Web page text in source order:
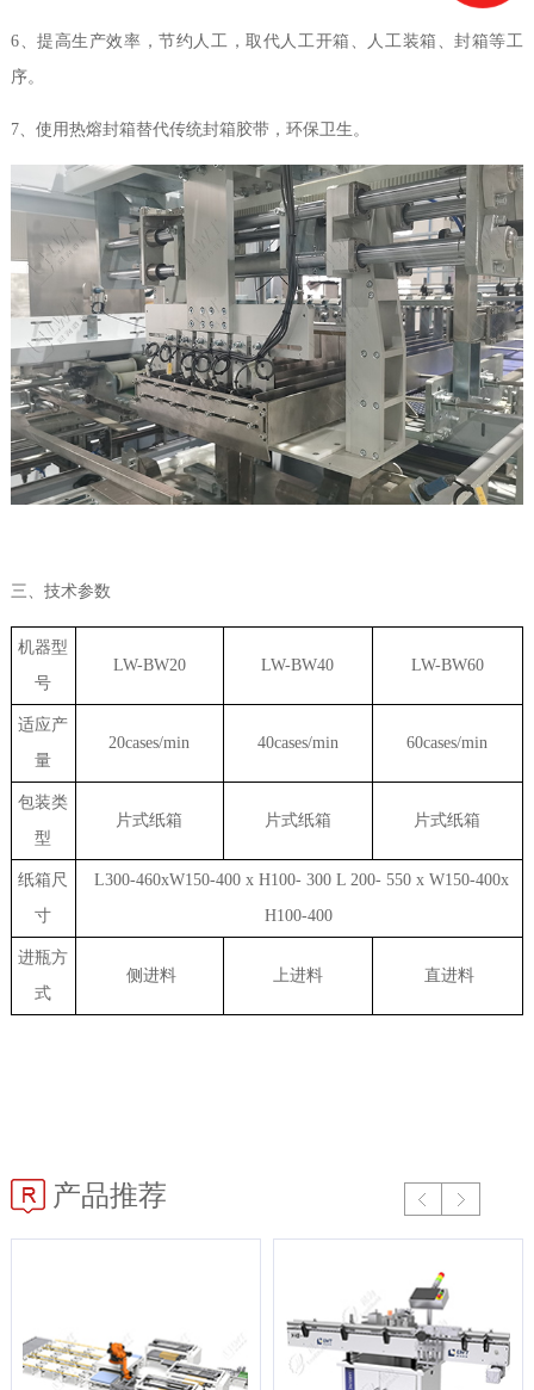
6、提高生产效率，节约人工，取代人工开箱、人工装箱、封箱等工
序。
7、使用热熔封箱替代传统封箱胶带，环保卫生。
三、技术参数
机器型
号
LW-BW20 LW-BW40 LW-BW60
适应产
量
20cases/min 40cases/min 60cases/min
包装类
型
片式纸箱 片式纸箱 片式纸箱
纸箱尺
寸
L300-460xW150-400 x H100- 300 L 200- 550 x W150-400x
H100-400
进瓶方
式
侧进料 上进料 直进料
产品推荐
Prev Next